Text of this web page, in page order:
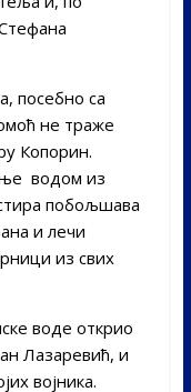
посебно са
не траже
Копорин.
водом из
побољшава
и лечи
из свих
воде открио
Лазаревић, и
војника.